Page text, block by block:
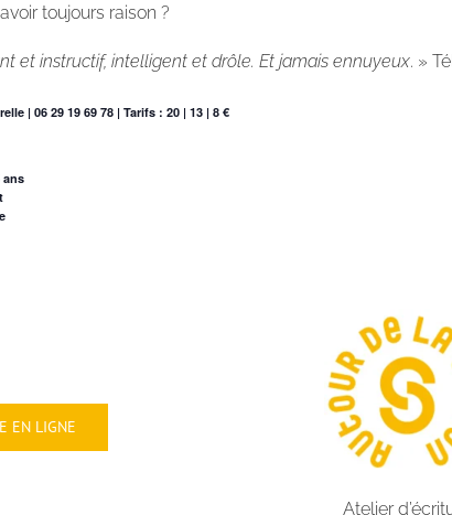
toujours raison ?
et instructif, intelligent et drôle. Et jamais ennuyeux. »
| 06 29 19 69 78 | Tarifs : 20 | 13 | 8 €
ans
EN LIGNE
Atelier